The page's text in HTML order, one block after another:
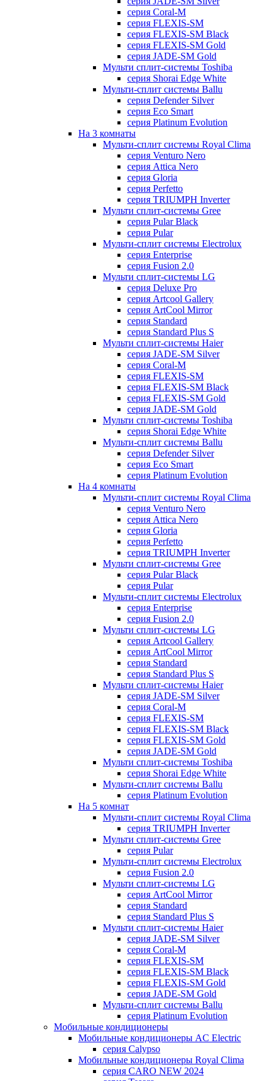
серия Coral-M
серия FLEXIS-SM
серия FLEXIS-SM Black
серия FLEXIS-SM Gold
серия JADE-SM Gold
Мульти сплит-системы Toshiba
серия Shorai Edge White
Мульти-сплит системы Ballu
серия Defender Silver
серия Eco Smart
серия Platinum Evolution
На 3 комнаты
Мульти-сплит системы Royal Clima
серия Venturo Nero
серия Attica Nero
серия Gloria
серия Perfetto
серия TRIUMPH Inverter
Мульти сплит-системы Gree
серия Pular Black
серия Pular
Мульти-сплит системы Electrolux
серия Enterprise
серия Fusion 2.0
Мульти сплит-системы LG
серия Deluxe Pro
серия Artcool Gallery
серия ArtCool Mirror
серия Standard
серия Standard Plus S
Мульти сплит-системы Haier
серия JADE-SM Silver
серия Coral-M
серия FLEXIS-SM
серия FLEXIS-SM Black
серия FLEXIS-SM Gold
серия JADE-SM Gold
Мульти сплит-системы Toshiba
серия Shorai Edge White
Мульти-сплит системы Ballu
серия Defender Silver
серия Eco Smart
серия Platinum Evolution
На 4 комнаты
Мульти-сплит системы Royal Clima
серия Venturo Nero
серия Attica Nero
серия Gloria
серия Perfetto
серия TRIUMPH Inverter
Мульти сплит-системы Gree
серия Pular Black
серия Pular
Мульти-сплит системы Electrolux
серия Enterprise
серия Fusion 2.0
Мульти сплит-системы LG
серия Artcool Gallery
серия ArtCool Mirror
серия Standard
серия Standard Plus S
Мульти сплит-системы Haier
серия JADE-SM Silver
серия Coral-M
серия FLEXIS-SM
серия FLEXIS-SM Black
серия FLEXIS-SM Gold
серия JADE-SM Gold
Мульти сплит-системы Toshiba
серия Shorai Edge White
Мульти-сплит системы Ballu
серия Platinum Evolution
На 5 комнат
Мульти-сплит системы Royal Clima
серия TRIUMPH Inverter
Мульти сплит-системы Gree
серия Pular
Мульти-сплит системы Electrolux
серия Fusion 2.0
Мульти сплит-системы LG
серия ArtCool Mirror
серия Standard
серия Standard Plus S
Мульти сплит-системы Haier
серия JADE-SM Silver
серия Coral-M
серия FLEXIS-SM
серия FLEXIS-SM Black
серия FLEXIS-SM Gold
серия JADE-SM Gold
Мульти-сплит системы Ballu
серия Platinum Evolution
Мобильные кондиционеры
Мобильные кондиционеры AC Electric
серия Calypso
Мобильные кондиционеры Royal Clima
серия CARO NEW 2024